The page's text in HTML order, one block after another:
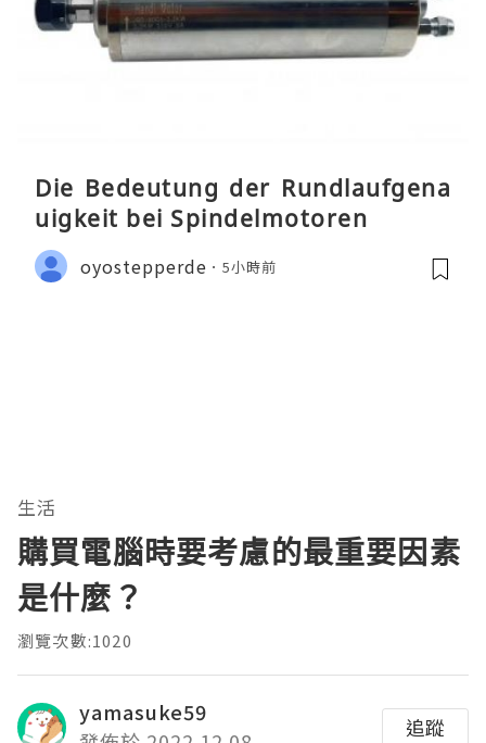
Die Bedeutung der Rundlaufgena
uigkeit bei Spindelmotoren
oyostepperde 5小時前
生活
購買電腦時要考慮的最重要因素
是什麼？
瀏覽次數:1020
yamasuke59
追蹤